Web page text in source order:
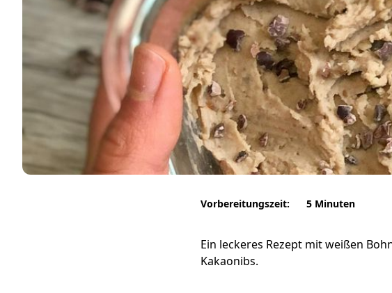
Vorbereitungszeit: 5 Minuten
Ein leckeres Rezept mit weißen
Kakaonibs.